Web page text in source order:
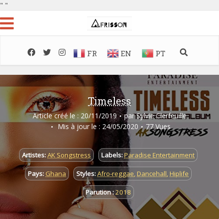
" "
FR EN PT
Timeless
Article créé le : 20/11/2019 par Sylvie Clerfeuille
Mis à jour le : 24/05/2020
77 Vues
Artistes:AK Songstress Labels:Paradise Entertainment
Pays: Ghana Styles:Afro-reggae,Dancehall, Hiplife
Parution :2018